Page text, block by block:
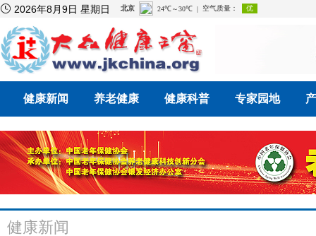
 2026年8月9日 星期日
健康新闻 养老健康 健康科普 专家园地
健康新闻